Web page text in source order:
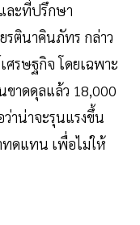
ละที่ปรึกษา
รตินาคินภัทร กล่าว
ศรษฐกิจ โดยเฉพาะ
าดดุลแล้ว 18,000
าน่าจะรุนแรงขึ้น
ทดแทน เพื่อไม่ให้